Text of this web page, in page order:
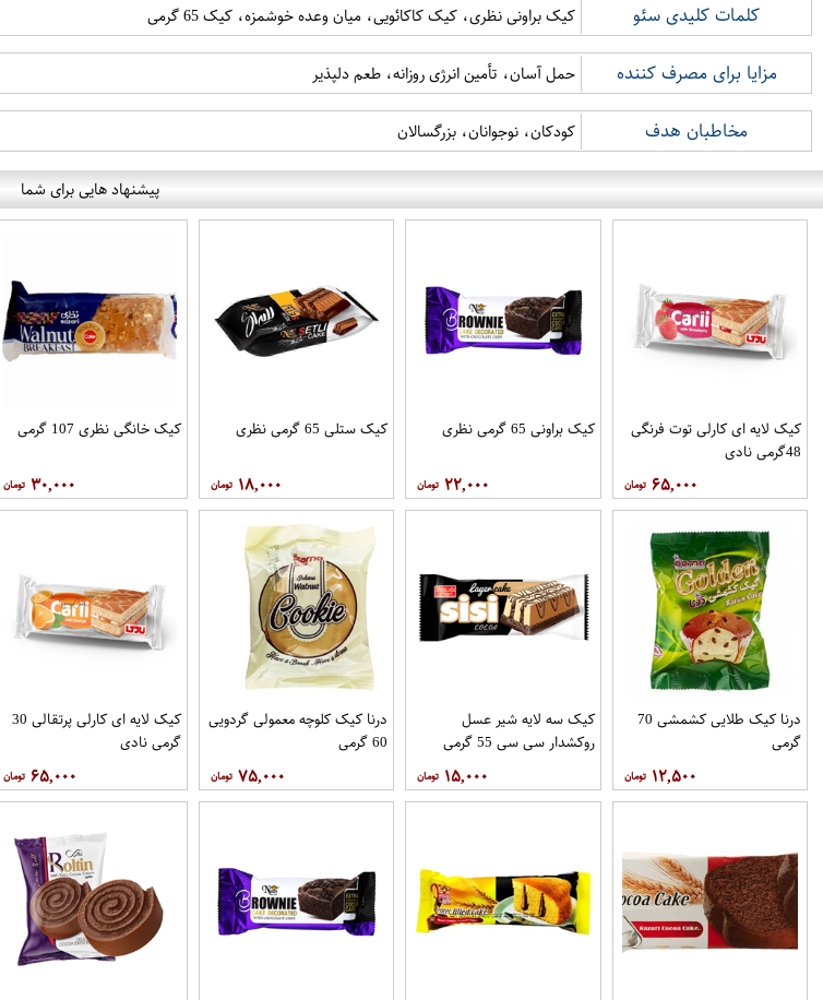
کلمات کلیدی سئو کیک براونی نظری، کیک کاکائویی، میان وعده خوشمزه، کیک 65 گرمی
مزایا برای مصرف کننده حمل آسان، تأمین انرژی روزانه، طعم دلپذیر
مخاطبان هدف کودکان، نوجوانان، بزرگسالان
پیشنهاد هایی برای شما
کیک لایه ای کارلی توت فرنگی
48گرمی نادی
۶۵,۰۰۰
کیک براونی 65 گرمی نظری
۲۲,۰۰۰
کیک ستلی 65 گرمی نظری
۱۸,۰۰۰
کیک خانگی نظری 107 گرمی
۳۰,۰۰۰
درنا کیک طلایی کشمشی 70
گرمی
۱۲,۵۰۰
کیک سه لایه شیر عسل
روکشدار سی سی 55 گرمی
۱۵,۰۰۰
درنا کیک کلوچه معمولی گردویی
60 گرمی
۷۵,۰۰۰
کیک لایه ای کارلی پرتقالی 30
گرمی نادی
۶۵,۰۰۰